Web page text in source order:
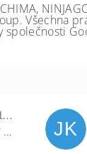
Všechna
společnosti
Jiřina Zapletalová
JK